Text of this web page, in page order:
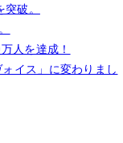
破。
人を達成！
イス」に変わりまし